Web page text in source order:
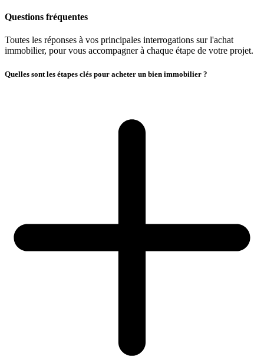
Questions fréquentes
Toutes les réponses à vos principales interrogations sur l'achat
immobilier, pour vous accompagner à chaque étape de votre projet.
Quelles sont les étapes clés pour acheter un bien immobilier ?